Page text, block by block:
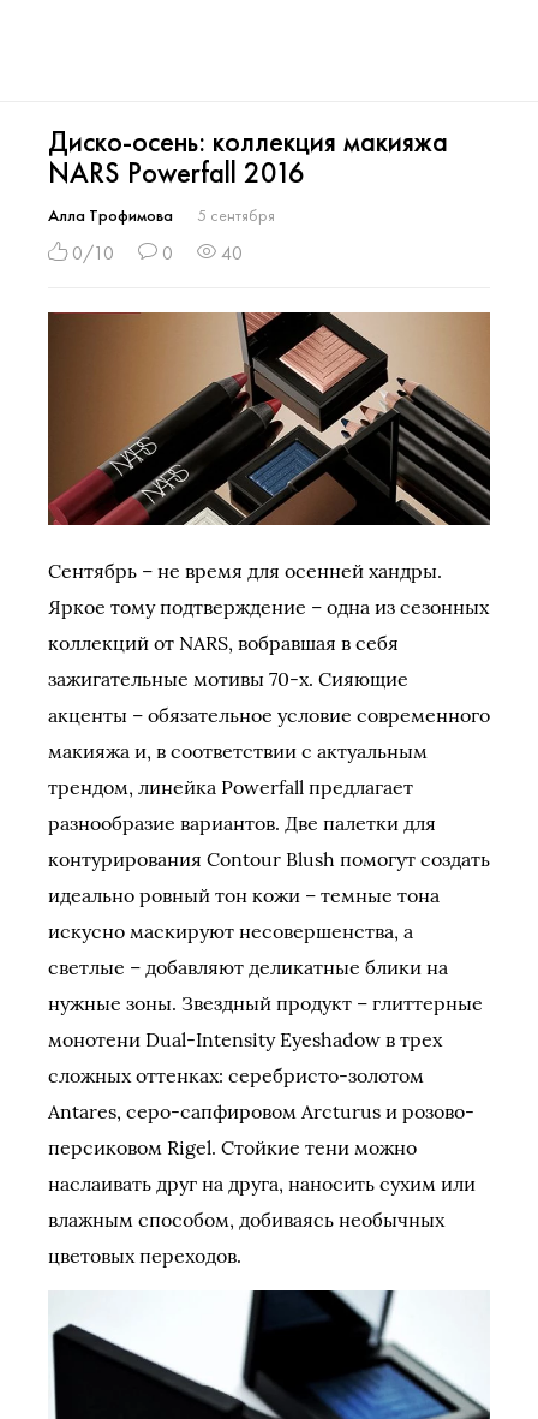
Диско-осень: коллекция макияжа
NARS Powerfall 2016
Алла Трофимова 5 сентября
0/10 0 40
Сентябрь – не время для осенней хандры.
Яркое тому подтверждение – одна из сезонных
коллекций от NARS, вобравшая в себя
зажигательные мотивы 70-х. Сияющие
акценты – обязательное условие современного
макияжа и, в соответствии с актуальным
трендом, линейка Powerfall предлагает
разнообразие вариантов. Две палетки для
контурирования Contour Blush помогут создать
идеально ровный тон кожи – темные тона
искусно маскируют несовершенства, а
светлые – добавляют деликатные блики на
нужные зоны. Звездный продукт – глиттерные
монотени Dual-Intensity Eyeshadow в трех
сложных оттенках: серебристо-золотом
Antares, серо-сапфировом Arcturus и розово-
персиковом Rigel. Стойкие тени можно
наслаивать друг на друга, наносить сухим или
влажным способом, добиваясь необычных
цветовых переходов.